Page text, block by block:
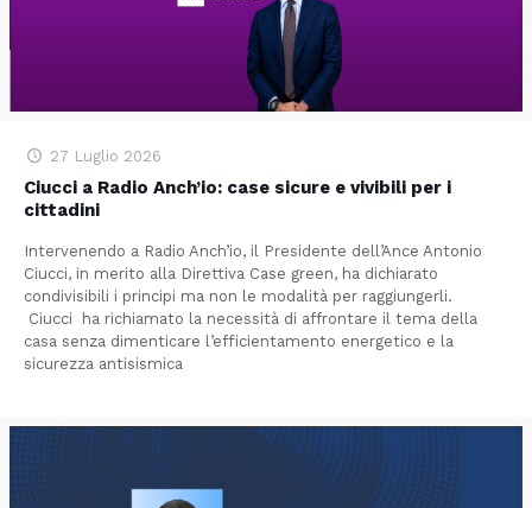
27 Luglio 2026
Ciucci a Radio Anch’io: case sicure e vivibili per i
cittadini
Intervenendo a Radio Anch’io, il Presidente dell’Ance Antonio
Ciucci, in merito alla Direttiva Case green, ha dichiarato
condivisibili i principi ma non le modalità per raggiungerli.
Ciucci ha richiamato la necessità di affrontare il tema della
casa senza dimenticare l’efficientamento energetico e la
sicurezza antisismica